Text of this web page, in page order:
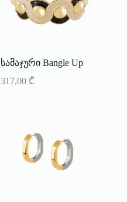
სამაჯური Bangle Up
317,00 ₾